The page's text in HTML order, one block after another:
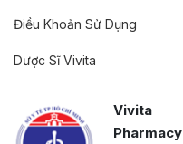
Điều Khoản Sử Dụng
Dược Sĩ Vivita
Vivita
Pharmacy